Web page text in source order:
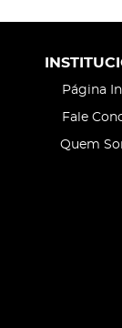
Página
Fale
Quem